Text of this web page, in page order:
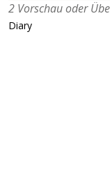
2 Vorschau oder
Diary